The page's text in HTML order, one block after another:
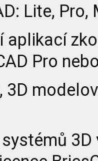
Lite,
aplikací
Pro
3D